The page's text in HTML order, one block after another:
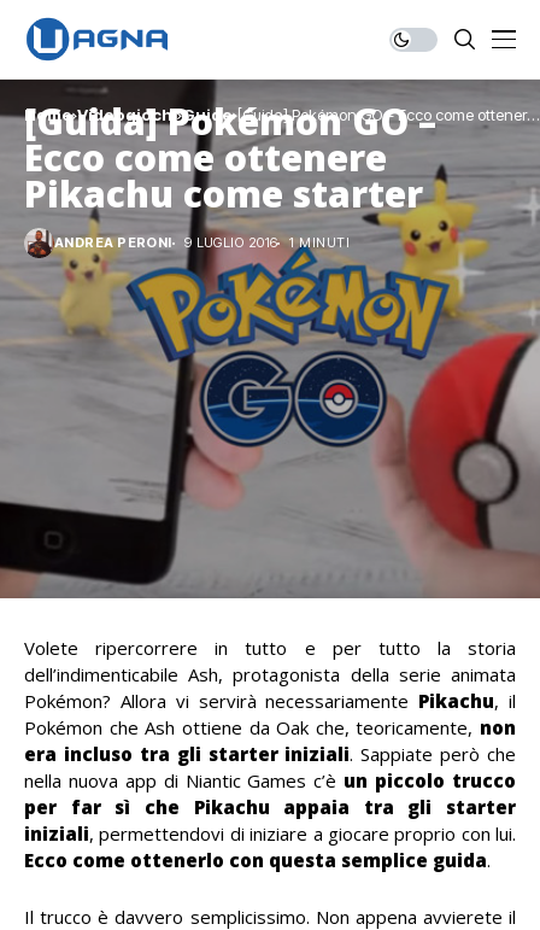
Home Videogiochi Guide [Guida] Pokémon GO – Ecco come ottenere
Pikachu come starter
[Guida] Pokémon GO –
Ecco come ottenere
Pikachu come starter
ANDREA PERONI 9 LUGLIO 2016 1 MINUTI
Volete ripercorrere in tutto e per tutto la storia
dell’indimenticabile Ash, protagonista della serie animata
Pokémon? Allora vi servirà necessariamente Pikachu, il
Pokémon che Ash ottiene da Oak che, teoricamente, non
era incluso tra gli starter iniziali. Sappiate però che
nella nuova app di Niantic Games c’è un piccolo trucco
per far sì che Pikachu appaia tra gli starter
iniziali, permettendovi di iniziare a giocare proprio con lui.
Ecco come ottenerlo con questa semplice guida.
Il trucco è davvero semplicissimo. Non appena avvierete il